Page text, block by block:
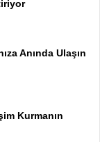
Anında Ulaşın
Kurmanın